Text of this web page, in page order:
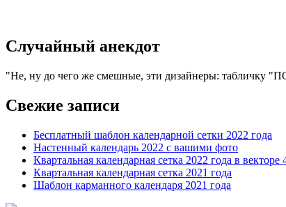
Случайный анекдот
Не, ну до чего же смешные, эти дизайнеры:
Свежие записи
Бесплатный шаблон календарной сетки 2022 года
Настенный календарь 2022 с вашими фото
Квартальная календарная сетка 2022 года в векторе
Квартальная календарная сетка 2021 года
Шаблон карманного календаря 2021 года